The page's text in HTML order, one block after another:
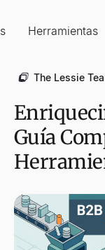
Herramientas
The Lessie
Guía